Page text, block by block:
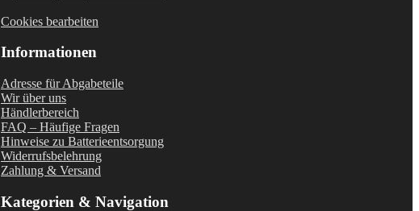
Cookies bearbeiten
Informationen
Adresse für Abgabeteile
Wir über uns
Händlerbereich
FAQ – Häufige Fragen
Hinweise zu Batterieentsorgung
Widerrufsbelehrung
Zahlung & Versand
Kategorien & Navigation